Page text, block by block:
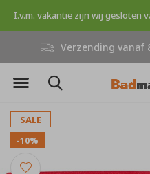
i.v.m. vakantie.
SALE
-10%